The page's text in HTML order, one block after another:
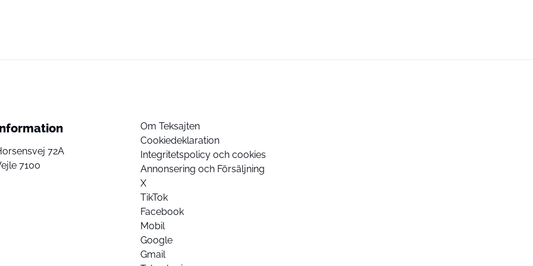
72A
7100
Om Teksajten
Cookiedeklaration
Integritetspolicy och cookies
Annonsering och Försäljning
X
TikTok
Facebook
Mobil
Google
Gmail